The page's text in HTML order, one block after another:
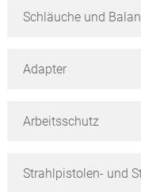
Schläuche und
Adapter
Arbeitsschutz
Strahlpistolen- und